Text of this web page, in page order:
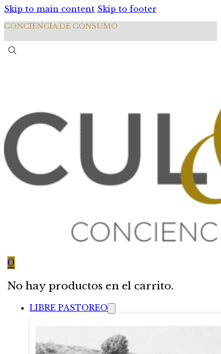
Skip to main content Skip to footer
CONCIENCIA DE CONSUMO
0
No hay productos en el carrito.
LIBRE PASTOREO